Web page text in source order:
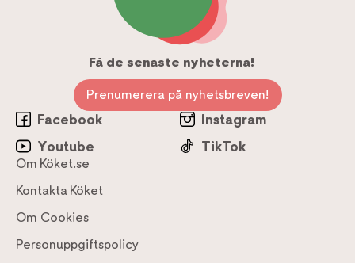
Få de senaste nyheterna!
Prenumerera på nyhetsbreven!
Facebook
Instagram
Youtube
TikTok
Om Köket.se
Kontakta Köket
Om Cookies
Personuppgiftspolicy